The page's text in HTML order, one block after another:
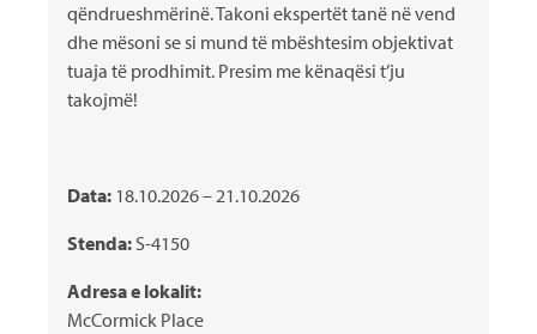
qëndrueshmërinë. Takoni ekspertët tanë në vend
dhe mësoni se si mund të mbështesim objektivat
tuaja të prodhimit. Presim me kënaqësi t’ju
takojmë!
Data: 18.10.2026 – 21.10.2026
Stenda: S-4150
Adresa e lokalit:
McCormick Place